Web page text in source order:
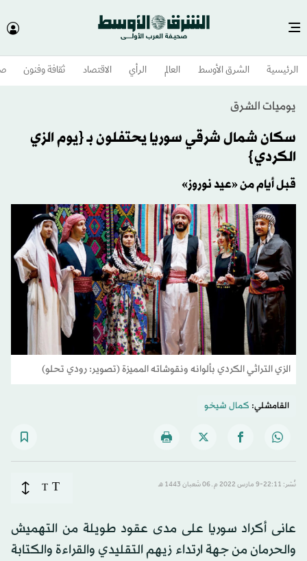
الرئيسية الشرق الأوسط​ العالم الرأي الاقتصاد ثقافة وفنون
يوميات الشرق
سكان شمال شرقي سوريا يحتفلون بـ {يوم الزي
الكردي}
قبل أيام من «عيد نوروز»
الزي التراثي الكردي بألوانه ونقوشاته المميزة (تصوير: رودي تحلو)
القامشلي: كمال شيخو
نُشر: 22:11-9 مارس 2022 م ـ 06 شَعبان 1443 هـ T
T
عانى أكراد سوريا على مدى عقود طويلة من التهميش
والحرمان من جهة ارتداء زيهم التقليدي والقراءة والكتابة